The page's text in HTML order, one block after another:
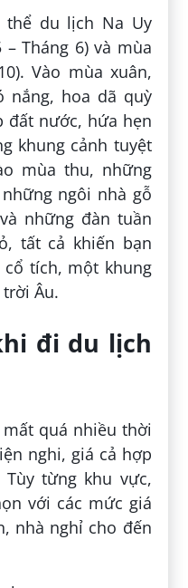
thể du lịch Na Uy
Tháng 6) và mùa
Vào mùa xuân,
nắng, hoa dã quỳ
đất nước, hứa hẹn
khung cảnh tuyệt
mùa thu, những
ngôi nhà gỗ
những đàn tuần
tất cả khiến bạn
tích, một khung
Âu.
đi du lịch
quá nhiều thời
nghi, giá cả hợp
từng khu vực,
với các mức giá
nhà nghỉ cho đến